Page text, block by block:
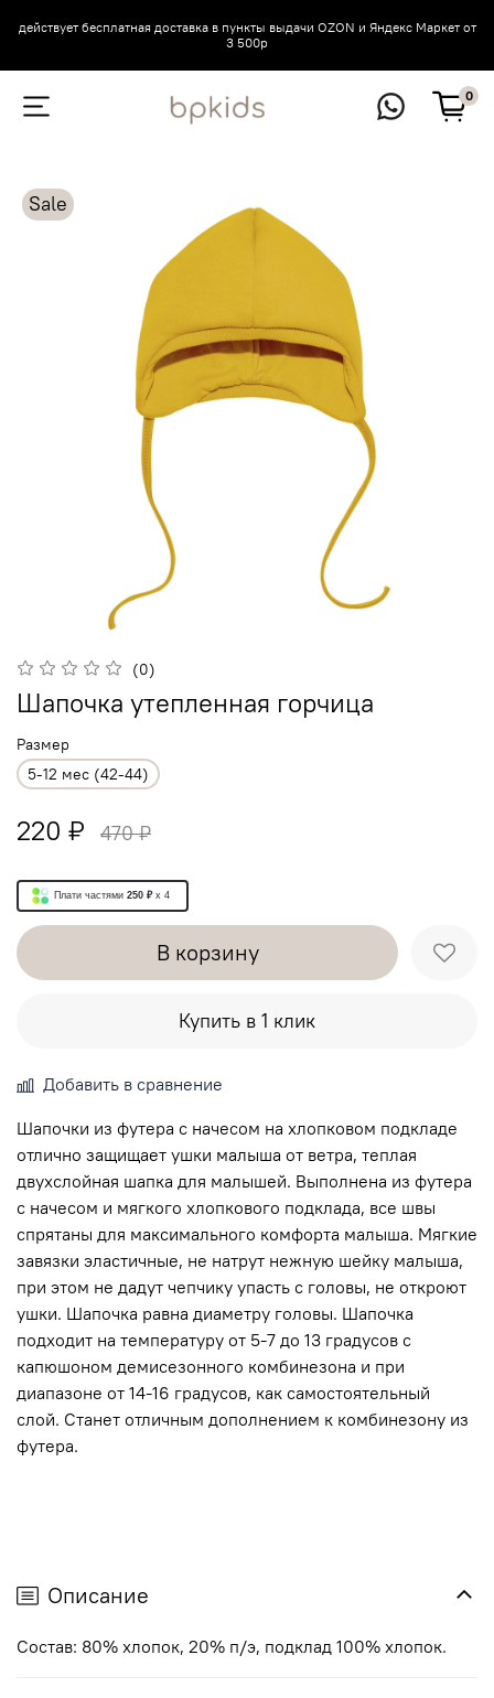
действует бесплатная доставка в пункты выдачи OZON и Яндекс Маркет от
3 500р
0
Sale
(0)
Шапочка утепленная горчица
Размер
5-12 мес (42-44)
220 ₽ 470 ₽
Плати частями 250 ₽ x 4
В корзину
Купить в 1 клик
Добавить в сравнение
Шапочки из футера с начесом на хлопковом подкладе
отлично защищает ушки малыша от ветра, теплая
двухслойная шапка для малышей. Выполнена из футера
с начесом и мягкого хлопкового подклада, все швы
спрятаны для максимального комфорта малыша. Мягкие
завязки эластичные, не натрут нежную шейку малыша,
при этом не дадут чепчику упасть с головы, не откроют
ушки. Шапочка равна диаметру головы. Шапочка
подходит на температуру от 5-7 до 13 градусов с
капюшоном демисезонного комбинезона и при
диапазоне от 14-16 градусов, как самостоятельный
слой. Станет отличным дополнением к комбинезону из
футера.
Описание
Состав: 80% хлопок, 20% п/э, подклад 100% хлопок.